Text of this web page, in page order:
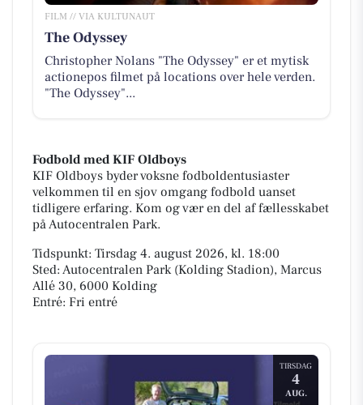
FILM // VIA KULTUNAUT
The Odyssey
Christopher Nolans "The Odyssey" er et mytisk
actionepos filmet på locations over hele verden.
"The Odyssey"...
Fodbold med KIF Oldboys
KIF Oldboys byder voksne fodboldentusiaster
velkommen til en sjov omgang fodbold uanset
tidligere erfaring. Kom og vær en del af fællesskabet
på Autocentralen Park.
Tidspunkt: Tirsdag 4. august 2026, kl. 18:00
Sted: Autocentralen Park (Kolding Stadion), Marcus
Allé 30, 6000 Kolding
Entré: Fri entré
TIRSDAG
4
AUG.